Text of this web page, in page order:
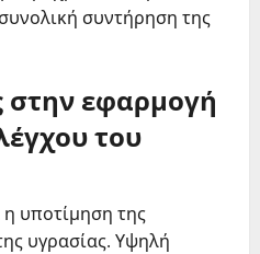
συντήρηση της
στην εφαρμογή
του
η υποτίμηση της
υγρασίας. Υψηλή